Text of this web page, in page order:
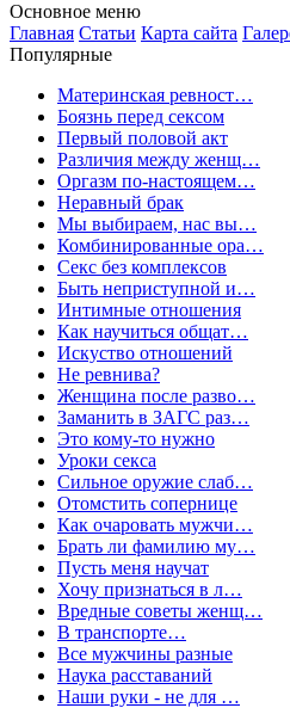
Основное меню
Главная Статьи Карта сайта
Популярные
Материнская ревност…
Боязнь перед сексом
Первый половой акт
Различия между женщ…
Оргазм по-настоящем…
Неравный брак
Мы выбираем, нас вы…
Комбинированные ора…
Секс без комплексов
Быть неприступной и…
Интимные отношения
Как научиться общат…
Искуство отношений
Не ревнива?
Женщина после разво…
Заманить в ЗАГС раз…
Это кому-то нужно
Уроки секса
Сильное оружие слаб…
Отомстить сопернице
Как очаровать мужчи…
Брать ли фамилию му…
Пусть меня научат
Хочу признаться в л…
Вредные советы женщ…
В транспорте…
Все мужчины разные
Наука расставаний
Наши руки - не для …